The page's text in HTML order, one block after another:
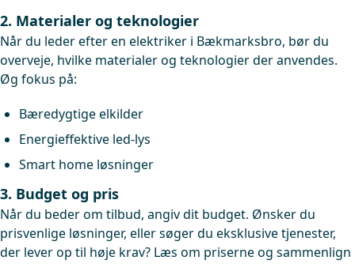
2. Materialer og teknologier
Når du leder efter en elektriker i Bækmarksbro, bør du
overveje, hvilke materialer og teknologier der anvendes.
Øg fokus på:
Bæredygtige elkilder
Energieffektive led-lys
Smart home løsninger
3. Budget og pris
Når du beder om tilbud, angiv dit budget. Ønsker du
prisvenlige løsninger, eller søger du eksklusive tjenester,
der lever op til høje krav? Læs om priserne og sammenlign